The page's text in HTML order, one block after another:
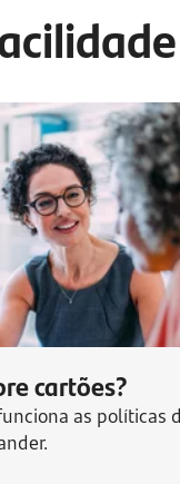
cartões?
as políticas